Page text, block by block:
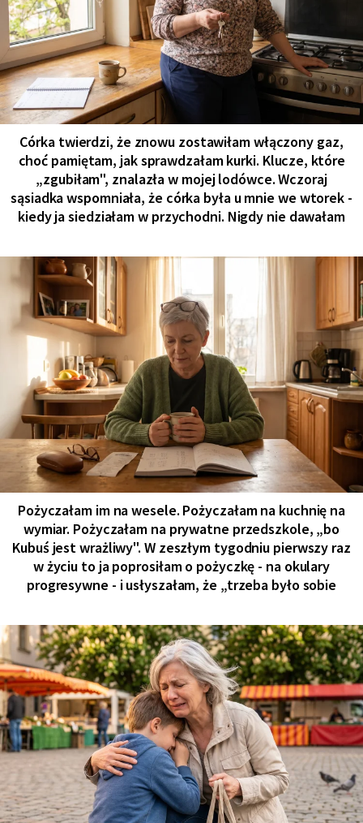
Córka twierdzi, że znowu zostawiłam włączony gaz,
choć pamiętam, jak sprawdzałam kurki. Klucze, które
„zgubiłam", znalazła w mojej lodówce. Wczoraj
sąsiadka wspomniała, że córka była u mnie we wtorek -
kiedy ja siedziałam w przychodni. Nigdy nie dawałam
Pożyczałam im na wesele. Pożyczałam na kuchnię na
wymiar. Pożyczałam na prywatne przedszkole, „bo
Kubuś jest wrażliwy". W zeszłym tygodniu pierwszy raz
w życiu to ja poprosiłam o pożyczkę - na okulary
progresywne - i usłyszałam, że „trzeba było sobie